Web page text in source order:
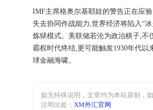
IMF主席格奥尔基耶娃的警告正在应
失去协同作战能力,世界经济将陷入“
炼狱模式。美联储若沦为政治棋子,不
霸权时代终结,更可能触发1930年代以
球金融海啸。
如无特殊说明，文章均为本站原创 ，
注明出处： XM外汇官网